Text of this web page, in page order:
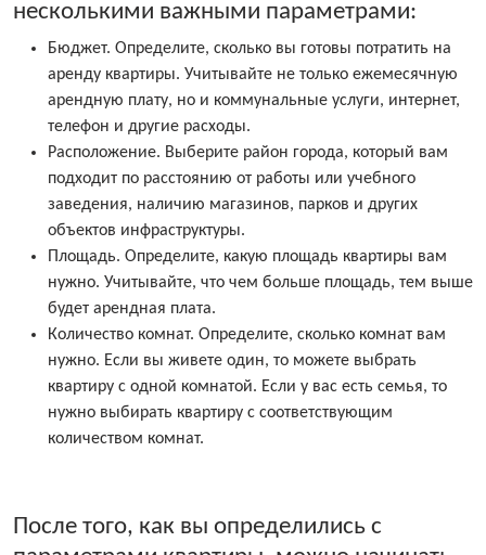
несколькими важными параметрами:
Бюджет. Определите, сколько вы готовы потратить на
аренду квартиры. Учитывайте не только ежемесячную
арендную плату, но и коммунальные услуги, интернет,
телефон и другие расходы.
Расположение. Выберите район города, который вам
подходит по расстоянию от работы или учебного
заведения, наличию магазинов, парков и других
объектов инфраструктуры.
Площадь. Определите, какую площадь квартиры вам
нужно. Учитывайте, что чем больше площадь, тем выше
будет арендная плата.
Количество комнат. Определите, сколько комнат вам
нужно. Если вы живете один, то можете выбрать
квартиру с одной комнатой. Если у вас есть семья, то
нужно выбирать квартиру с соответствующим
количеством комнат.
После того, как вы определились с